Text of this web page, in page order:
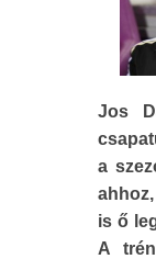
Jos
a
is ő
A